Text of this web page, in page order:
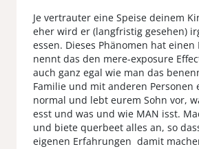
Je vertrauter eine Speise deinem
eher wird er (langfristig gesehen)
essen. Dieses Phänomen hat einen
nennt das den mere-exposure
auch ganz egal wie man das
Familie und mit anderen Personen
normal und lebt eurem Sohn vor,
esst und was und wie MAN isst.
und biete querbeet alles an, so
eigenen Erfahrungen damit